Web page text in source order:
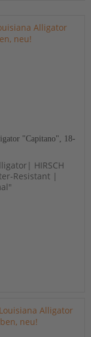
"Capitano", 18-
HIRSCH
Resistant |